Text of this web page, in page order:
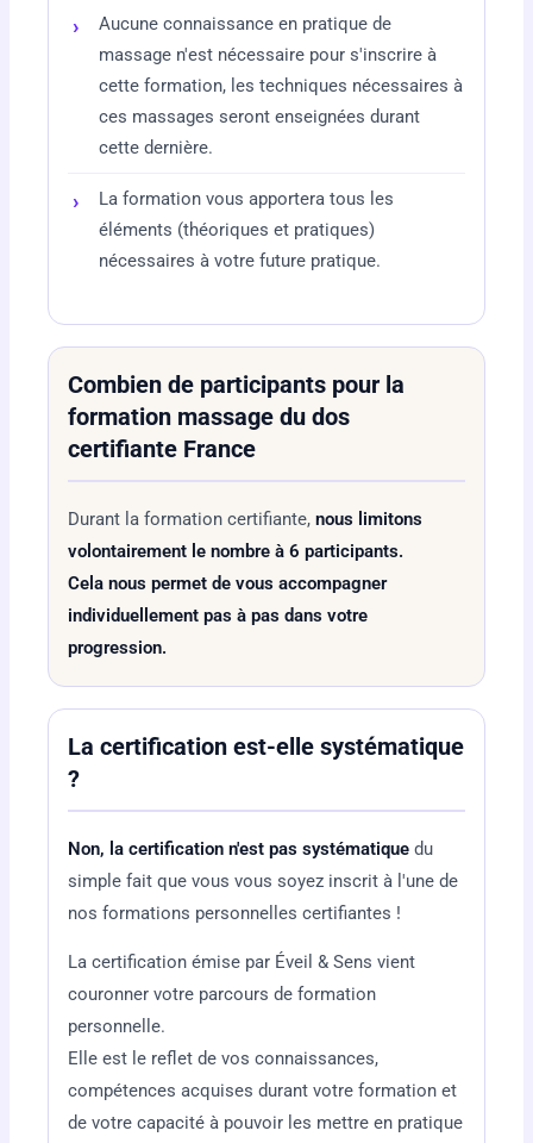
Aucune connaissance en pratique de
massage n'est nécessaire pour s'inscrire à
cette formation, les techniques nécessaires à
ces massages seront enseignées durant
cette dernière.
La formation vous apportera tous les
éléments (théoriques et pratiques)
nécessaires à votre future pratique.
Combien de participants pour la
formation massage du dos
certifiante France
Durant la formation certifiante,nous limitons
volontairement le nombre à 6 participants.
Cela nous permet de vous accompagner
individuellement pas à pas dans votre
progression.
La certification est-elle systématique
?
Non, la certification n'est pas systématique du
simple fait que vous vous soyez inscrit à l'une de
nos formations personnelles certifiantes !
La certification émise par Éveil & Sens vient
couronner votre parcours de formation
personnelle.
Elle est le reflet de vos connaissances,
compétences acquises durant votre formation et
de votre capacité à pouvoir les mettre en pratique